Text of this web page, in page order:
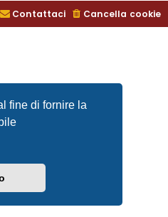
fine di fornire la
Cancella cookie
Contattaci